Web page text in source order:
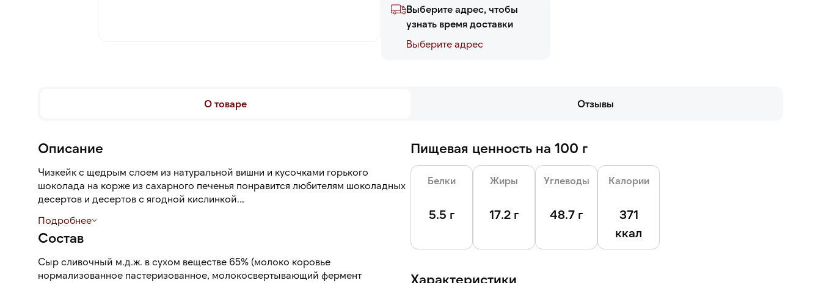
Выберите адрес, чтобы
узнать время доставки
Выберите адреc
О товаре Отзывы
Описание
Чизкейк с щедрым слоем из натуральной вишни и кусочками горького
шоколада на корже из сахарного печенья понравится любителям шоколадных
десертов и десертов с ягодной кислинкой.
Шоковая заморозка сохраняет все свойства продукта. После дефростации
десерт готов к употреблению и остается мягким, свежим, ароматным,
Подробнее
Состав
Сыр сливочный м.д.ж. в сухом веществе 65% (молоко коровье
нормализованное пастеризованное, молокосвертывающий фермент
Пищевая ценность на 100 г
Белки
5.5 г
Жиры
17.2 г
Углеводы
48.7 г
Калории
371
ккал
Характеристики